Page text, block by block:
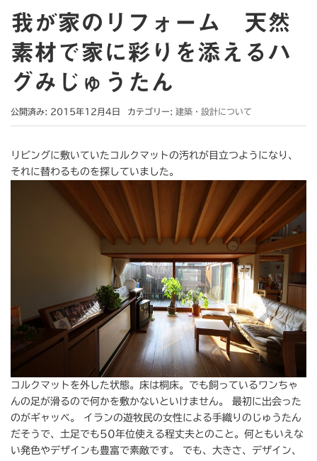
我が家のリフォーム 天然
素材で家に彩りを添えるハ
グみじゅうたん
公開済み: 2015年12月4日 カテゴリー: 建築・設計について
リビングに敷いていたコルクマットの汚れが目立つようになり、
それに替わるものを探していました。
コルクマットを外した状態。床は桐床。でも飼っているワンちゃ
んの足が滑るので何かを敷かないといけません。 最初に出会った
のがギャッベ。 イランの遊牧民の女性による手織りのじゅうたん
だそうで、土足でも50年位使える程丈夫とのこと。何ともいえな
い発色やデザインも豊富で素敵です。 でも、大きさ、デザイン、